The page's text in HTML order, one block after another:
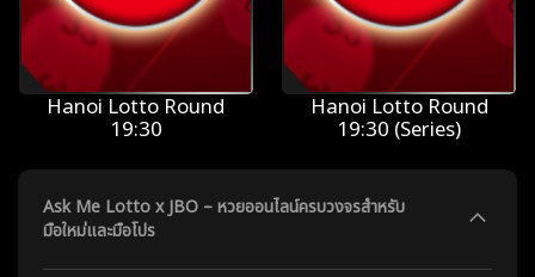
Hanoi Lotto Round
19:30
Hanoi Lotto Round
19:30 (Series)
Ask Me Lotto x JBO – หวยออนไลน์ครบวงจรสำหรับ
มือใหม่และมือโปร